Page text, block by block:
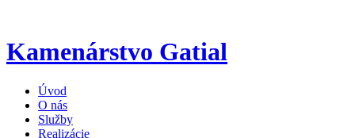
Kamenárstvo Gatial
Úvod
O nás
Služby
Realizácie